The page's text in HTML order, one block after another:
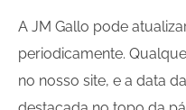
A JM Gallo pode
periodicamente.
no nosso site, e a data